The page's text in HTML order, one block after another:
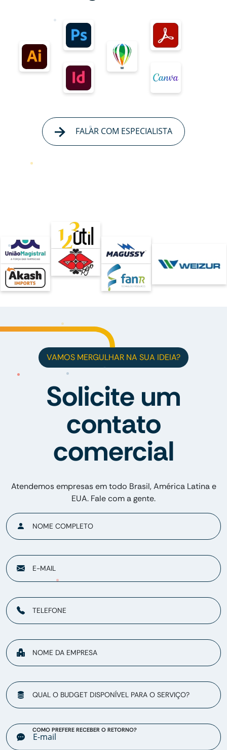
FALAR COM ESPECIALISTA
VAMOS MERGULHAR NA SUA IDEIA?
Solicite um
contato
comercial
Atendemos empresas em todo Brasil, América Latina e
EUA. Fale com a gente.
NOME COMPLETO
E-MAIL
TELEFONE
NOME DA EMPRESA
QUAL O BUDGET DISPONÍVEL PARA O SERVIÇO?
COMO PREFERE RECEBER O RETORNO?